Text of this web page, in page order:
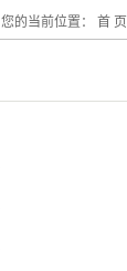
您的当前位置： 首 页